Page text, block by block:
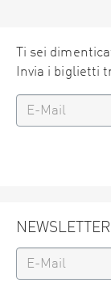
Ti sei
Invia i biglietti
NEWSLETTER